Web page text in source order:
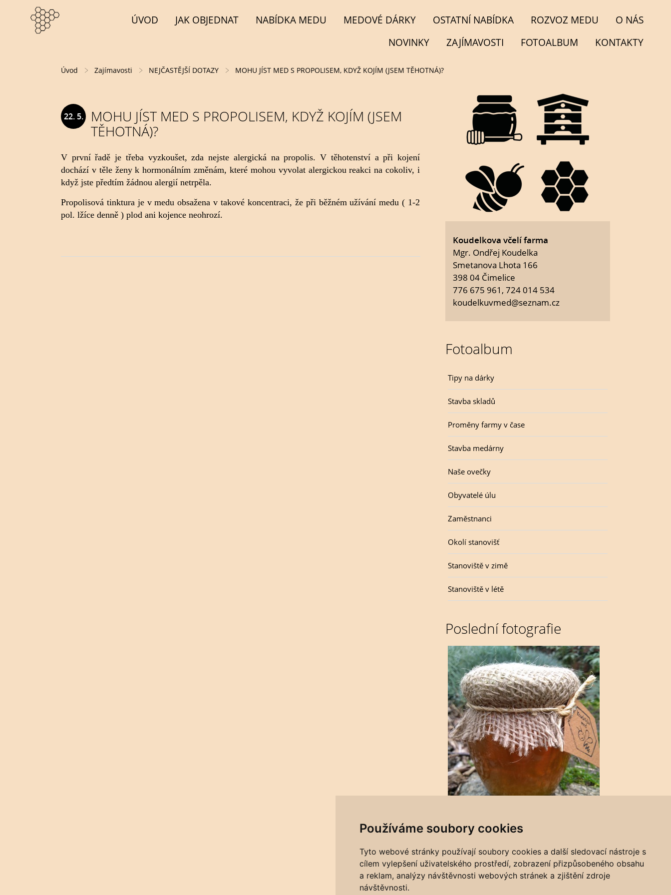
Používáme soubory cookies
Tyto webové stránky používají soubory cookies a další sledovací nástroje s
cílem vylepšení uživatelského prostředí, zobrazení přizpůsobeného obsahu
a reklam, analýzy návštěvnosti webových stránek a zjištění zdroje
návštěvnosti.
ÚVOD JAK OBJEDNAT NABÍDKA MEDU MEDOVÉ DÁRKY OSTATNÍ NABÍDKA ROZVOZ MEDU
O NÁS
NOVINKY
ZAJÍMAVOSTI FOTOALBUM KONTAKTY
Úvod Zajímavosti NEJČASTĚJŠÍ DOTAZY MOHU JÍST MED S PROPOLISEM, KDYŽ KOJÍM (JSEM TĚHOTNÁ)?
22. 5.
MOHU JÍST MED S PROPOLISEM, KDYŽ KOJÍM (JSEM
TĚHOTNÁ)?
V první řadě je třeba vyzkoušet, zda nejste alergická na propolis. V těhotenství a při kojení
dochází v těle ženy k hormonálním změnám, které mohou vyvolat alergickou reakci na cokoliv, i
když jste předtím žádnou alergií netrpěla.
Propolisová tinktura je v medu obsažena v takové koncentraci, že při běžném užívání medu ( 1-2
pol. lžíce denně ) plod ani kojence neohrozí.
Koudelkova včelí farma
Mgr. Ondřej Koudelka
Smetanova Lhota 166
398 04 Čimelice
776 675 961, 724 014 534
koudelkuvmed@seznam.cz
Fotoalbum
Tipy na dárky
Stavba skladů
Proměny farmy v čase
Stavba medárny
Naše ovečky
Obyvatelé úlu
Zaměstnanci
Okolí stanovišť
Stanoviště v zimě
Stanoviště v létě
Poslední fotografie
Tipy na dárky